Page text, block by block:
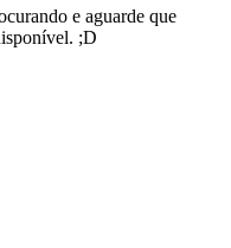
e aguarde que
;D